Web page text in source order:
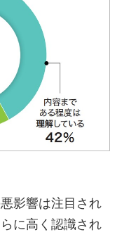
影響は注目され
に高く認識され